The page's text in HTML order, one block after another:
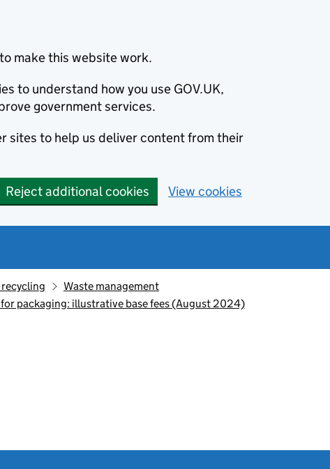
make this website work.
to understand how you use GOV.UK,
government services.
sites to help us deliver content from their
Reject additional cookies View cookies
Waste management
packaging: illustrative base fees (August 2024)